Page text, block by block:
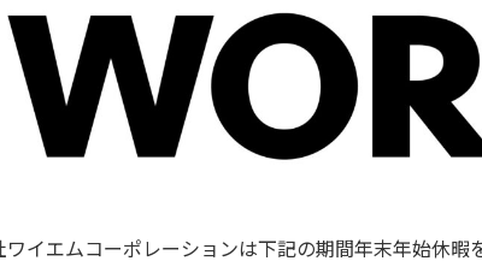
ワイエムコーポレーションは下記の期間年末年始休暇